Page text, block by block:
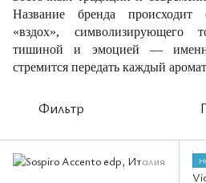
Название бренда происходит
«вздох», символизирующего
тишиной и эмоцией —
стремится передать каждый
Фильтр